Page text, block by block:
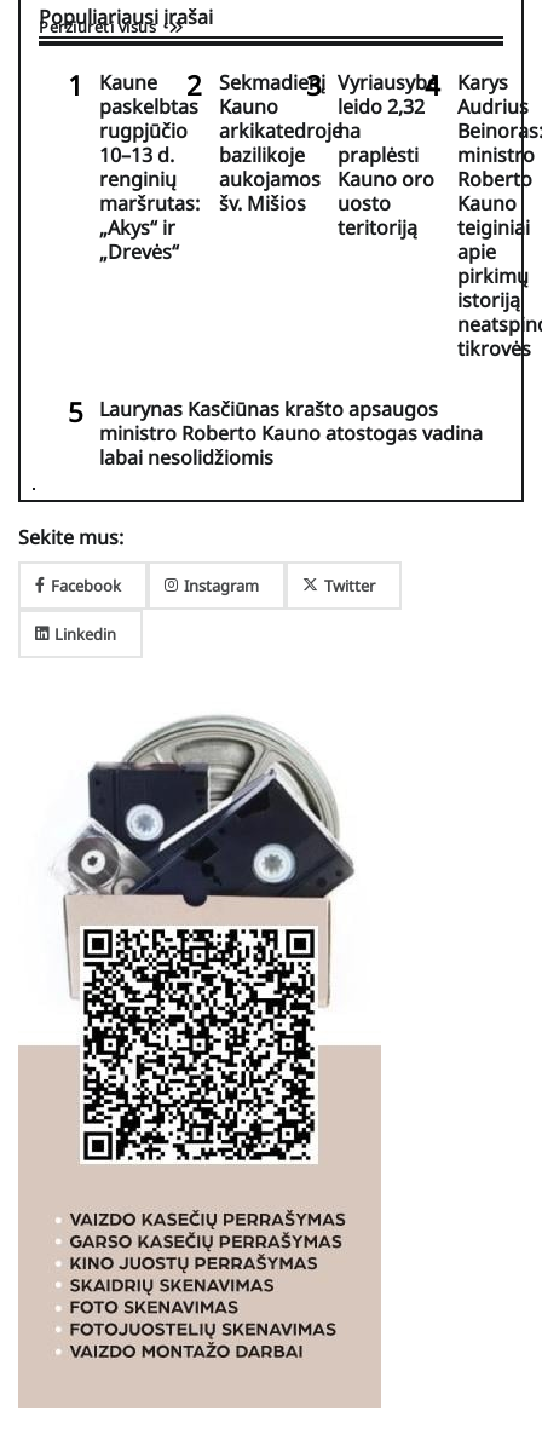
Populiariausi įrašai
Peržiūrėti visus
Kaune
paskelbtas
rugpjūčio
10–13 d.
renginių
maršrutas:
„Akys“ ir
„Drevės“
Sekmadienį
Kauno
arkikatedroje
bazilikoje
aukojamos
šv. Mišios
Vyriausybė
leido 2,32
ha
praplėsti
Kauno oro
uosto
teritoriją
Karys
Audrius
Beinoras:
ministro
Roberto
Kauno
teiginiai
apie
pirkimų
istoriją
tikrovės
Laurynas Kasčiūnas krašto apsaugos
ministro Roberto Kauno atostogas vadina
labai nesolidžiomis
Sekite mus:
Facebook Instagram Twitter
Linkedin